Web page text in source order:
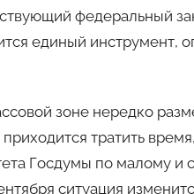
федеральный
единый инструмент,
зоне нередко
тратить
Госдумы по малому
ситуация